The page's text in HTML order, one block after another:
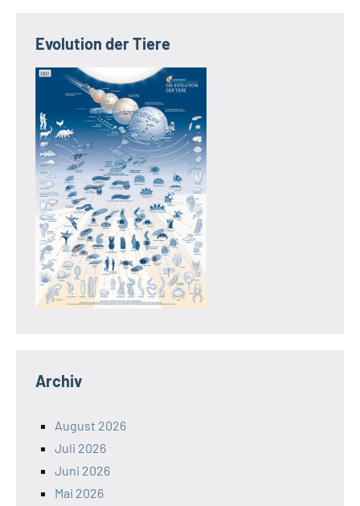
Evolution der Tiere
Archiv
August 2026
Juli 2026
Juni 2026
Mai 2026